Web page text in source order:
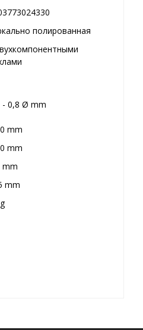
полированная
- 0,8 Ø mm
mm
mm
mm
mm